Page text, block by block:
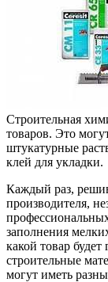
Строительная
товаров. Это
штукатурные
клей для укладки.
Каждый раз,
производителя,
заполнения
какой товар
строительные
могут иметь